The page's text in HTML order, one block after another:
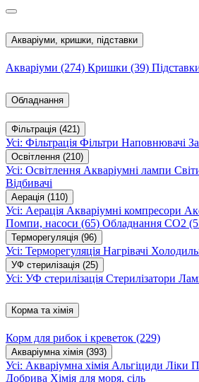
Акваріуми, кришки, підставки
Акваріуми (274) Кришки (39)
Обладнання
Фільтрація (421)
Усі: Фільтрація Фільтри Наповнювачі
Освітлення (210)
Усі: Освітлення Акваріумні лампи
Відбивачі
Аерація (110)
Усі: Аерація Акваріумні компресори
Помпи, насоси (65) Обладнання CO2
Терморегуляція (96)
Усі: Терморегуляція Нагрівачі
УФ стерилізація (25)
Усі: УФ стерилізація Стерилізатори
Корма та хімія
Корм для рибок і креветок (229)
Акваріумна хімія (393)
Усі: Акваріумна хімія Альгіциди Ліки
Добрива Хімія для моря, сіль